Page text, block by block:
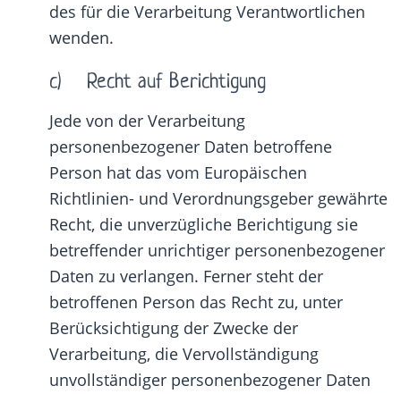
des für die Verarbeitung Verantwortlichen
wenden.
c) Recht auf Berichtigung
Jede von der Verarbeitung
personenbezogener Daten betroffene
Person hat das vom Europäischen
Richtlinien- und Verordnungsgeber gewährte
Recht, die unverzügliche Berichtigung sie
betreffender unrichtiger personenbezogener
Daten zu verlangen. Ferner steht der
betroffenen Person das Recht zu, unter
Berücksichtigung der Zwecke der
Verarbeitung, die Vervollständigung
unvollständiger personenbezogener Daten